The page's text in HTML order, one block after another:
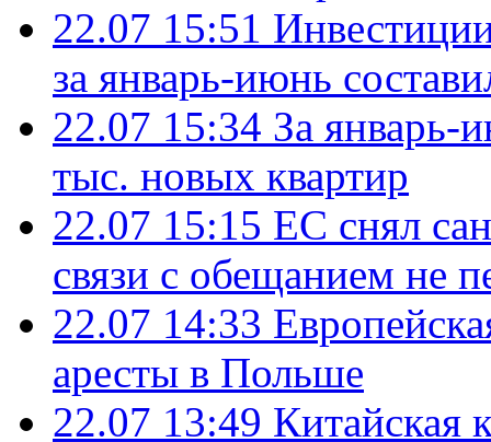
22.07 15:51
за январь-июнь
22.07 15:34 За январь-
тыс. новых квартир
22.07 15:15 ЕС снял
связи с обещанием не
22.07 14:33
аресты в Польше
22.07 13:49 Китайская